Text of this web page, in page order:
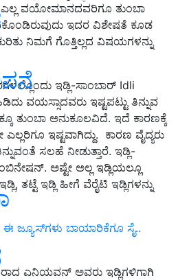
ವಯೋಮಾನದವರಿಗೂ ತುಂಬಾ
ಇದರ ವಿಶೇಷತೆ ಕೂಡ
ನಿಮಗೆ ಗೊತ್ತಿಲ್ಲದ ವಿಷಯಗಳನ್ನು
ಇಡ್ಲಿ-ಸಾಂಬಾರ್‌ Idli
ವಯಸ್ಸಾದವರು ಇಷ್ಟಪಟ್ಟು ತಿನ್ನುವ
ತುಂಬಾ ಅನುಕೂಲವಿದೆ. ಇದೆ ಕಾರಣಕ್ಕೆ
ಇಷ್ಟವಾಗಿದ್ದು. ಕಾರಣ ವೈದ್ಯರು
ಸಲಹೆ ನೀಡುತ್ತಾರೆ. ಇಡ್ಲಿ-
ಅಷ್ಟೇ ಅಲ್ಲ ಇಡ್ಲಿಯಲ್ಲೂ
ತಟ್ಟೆ ಇಡ್ಲಿ ಹೀಗೆ ವೆರೈಟಿ ಇಡ್ಲಿಗಳನ್ನು
ಈ ಜ್ಯೂಸ್‌ಗಳು ಬಾಯಾರಿಕೆಗೂ ಸೈ..
ಎನಿಯವನ್ ಅವರು ಇಡ್ಲಿಗಳಿಗಾಗಿ